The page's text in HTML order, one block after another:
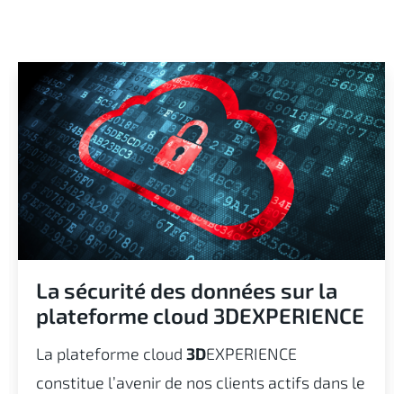
La sécurité des données sur la
plateforme cloud 3DEXPERIENCE
La plateforme cloud 3DEXPERIENCE
constitue l’avenir de nos clients actifs dans le